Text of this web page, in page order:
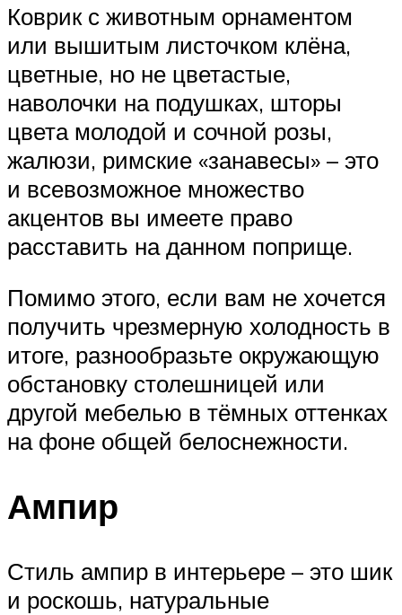
Коврик с животным орнаментом
или вышитым листочком клёна,
цветные, но не цветастые,
наволочки на подушках, шторы
цвета молодой и сочной розы,
жалюзи, римские «занавесы» – это
и всевозможное множество
акцентов вы имеете право
расставить на данном поприще.
Помимо этого, если вам не хочется
получить чрезмерную холодность в
итоге, разнообразьте окружающую
обстановку столешницей или
другой мебелью в тёмных оттенках
на фоне общей белоснежности.
Ампир
Стиль ампир в интерьере – это шик
и роскошь, натуральные